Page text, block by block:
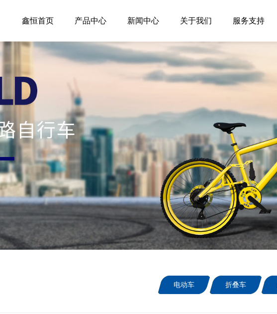
鑫恒首页 产品中心 新闻中心 关于我们 服务支持
电动车 折叠车